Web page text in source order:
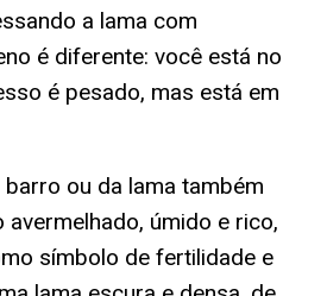
a lama com
é diferente: você está no
é pesado, mas está em
ou da lama também
úmido e rico,
símbolo de fertilidade e